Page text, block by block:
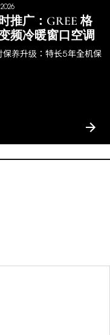
推广：GREE 格
频冷暖窗口空调
保养升级：特长5年全机保